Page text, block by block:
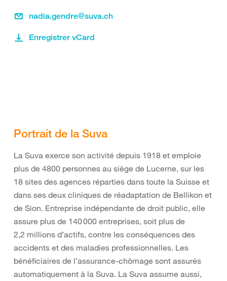
nadia.gendre@suva.ch
Enregistrer vCard
Portrait de la Suva
La Suva exerce son activité depuis 1918 et emploie
plus de 4800 personnes au siège de Lucerne, sur les
18 sites des agences réparties dans toute la Suisse et
dans ses deux cliniques de réadaptation de Bellikon et
de Sion. Entreprise indépendante de droit public, elle
assure plus de 140 000 entreprises, soit plus de
2,2 millions d’actifs, contre les conséquences des
accidents et des maladies professionnelles. Les
bénéficiaires de l’assurance-chômage sont assurés
automatiquement à la Suva. La Suva assume aussi,